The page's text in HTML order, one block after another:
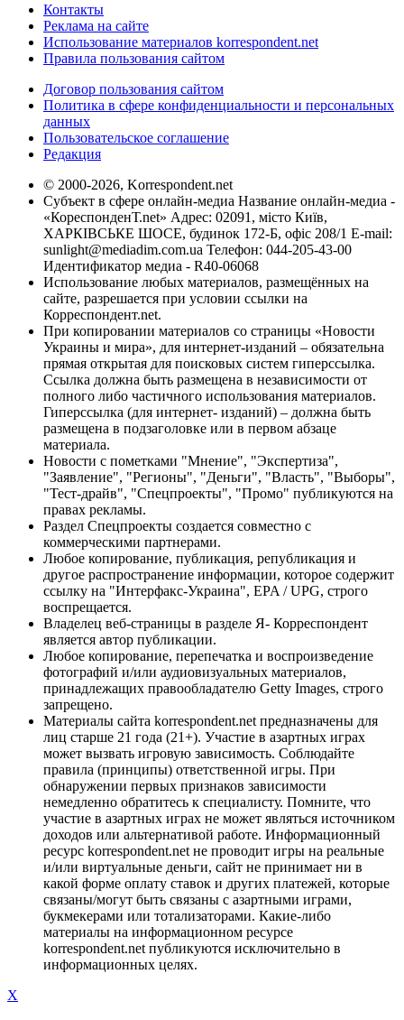
Контакты
Реклама на сайте
Использование материалов korrespondent.net
Правила пользования сайтом
Договор пользования сайтом
Политика в сфере конфиденциальности и персональных
данных
Пользовательское соглашение
Редакция
© 2000-2026, Korrespondent.net
Субъект в сфере онлайн-медиа Название онлайн-медиа -
«КореспонденТ.net» Адрес: 02091, місто Київ,
ХАРКІВСЬКЕ ШОСЕ, будинок 172-Б, офіс 208/1 E-mail:
sunlight@mediadim.com.ua Телефон: 044-205-43-00
Идентификатор медиа - R40-06068
Использование любых материалов, размещённых на
сайте, разрешается при условии ссылки на
Корреспондент.net.
При копировании материалов со страницы «Новости
Украины и мира», для интернет-изданий – обязательна
прямая открытая для поисковых систем гиперссылка.
Ссылка должна быть размещена в независимости от
полного либо частичного использования материалов.
Гиперссылка (для интернет- изданий) – должна быть
размещена в подзаголовке или в первом абзаце
материала.
Новости с пометками "Мнение", "Экспертиза",
"Заявление", "Регионы", "Деньги", "Власть", "Выборы",
"Тест-драйв", "Спецпроекты", "Промо" публикуются на
правах рекламы.
Раздел Спецпроекты создается совместно с
коммерческими партнерами.
Любое копирование, публикация, републикация и
другое распространение информации, которое содержит
ссылку на "Интерфакс-Украина", EPA / UPG, строго
воспрещается.
Владелец веб-страницы в разделе Я- Корреспондент
является автор публикации.
Любое копирование, перепечатка и воспроизведение
фотографий и/или аудиовизуальных материалов,
принадлежащих правообладателю Getty Images, строго
запрещено.
Материалы сайта korrespondent.net предназначены для
лиц старше 21 года (21+). Участие в азартных играх
может вызвать игровую зависимость. Соблюдайте
правила (принципы) ответственной игры. При
обнаружении первых признаков зависимости
немедленно обратитесь к специалисту. Помните, что
участие в азартных играх не может являться источником
доходов или альтернативой работе. Информационный
ресурс korrespondent.net не проводит игры на реальные
и/или виртуальные деньги, сайт не принимает ни в
какой форме оплату ставок и других платежей, которые
связаны/могут быть связаны с азартными играми,
букмекерами или тотализаторами. Какие-либо
материалы на информационном ресурсе
korrespondent.net публикуются исключительно в
информационных целях.
X